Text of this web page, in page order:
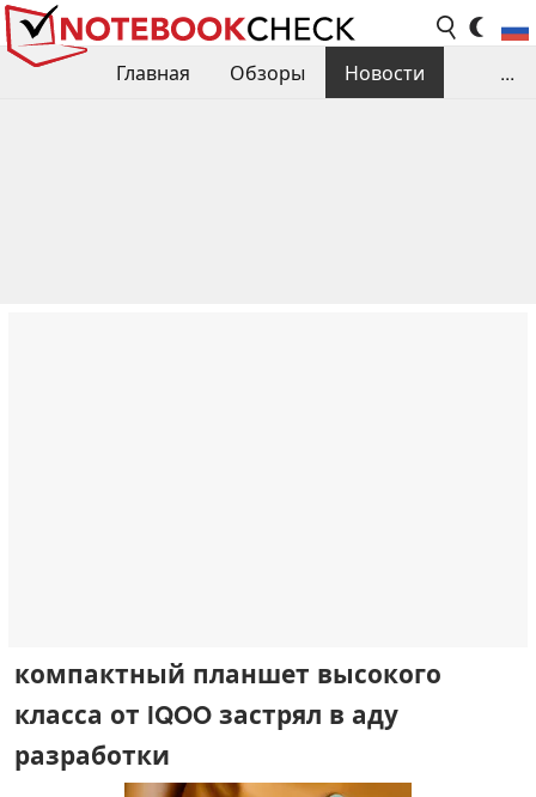
Главная Обзоры
Новости
...
компактный планшет высокого
класса от iQOO застрял в аду
разработки